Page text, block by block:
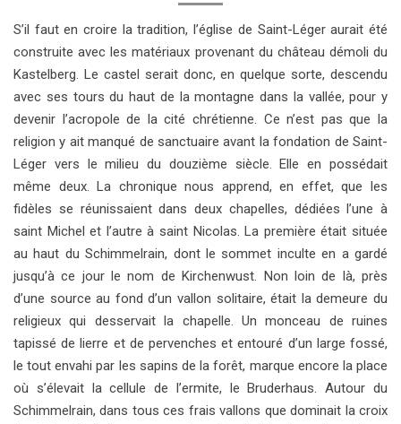
S’il faut en croire la tradition, l’église de Saint-Léger aurait été
construite avec les matériaux provenant du château démoli du
Kastelberg. Le castel serait donc, en quelque sorte, descendu
avec ses tours du haut de la montagne dans la vallée, pour y
devenir l’acropole de la cité chrétienne. Ce n’est pas que la
religion y ait manqué de sanctuaire avant la fondation de Saint-
Léger vers le milieu du douzième siècle. Elle en possédait
même deux. La chronique nous apprend, en effet, que les
fidèles se réunissaient dans deux chapelles, dédiées l’une à
saint Michel et l’autre à saint Nicolas. La première était située
au haut du Schimmelrain, dont le sommet inculte en a gardé
jusqu’à ce jour le nom de Kirchenwust. Non loin de là, près
d’une source au fond d’un vallon solitaire, était la demeure du
religieux qui desservait la chapelle. Un monceau de ruines
tapissé de lierre et de pervenches et entouré d’un large fossé,
le tout envahi par les sapins de la forêt, marque encore la place
où s’élevait la cellule de l’ermite, le Bruderhaus. Autour du
Schimmelrain, dans tous ces frais vallons que dominait la croix